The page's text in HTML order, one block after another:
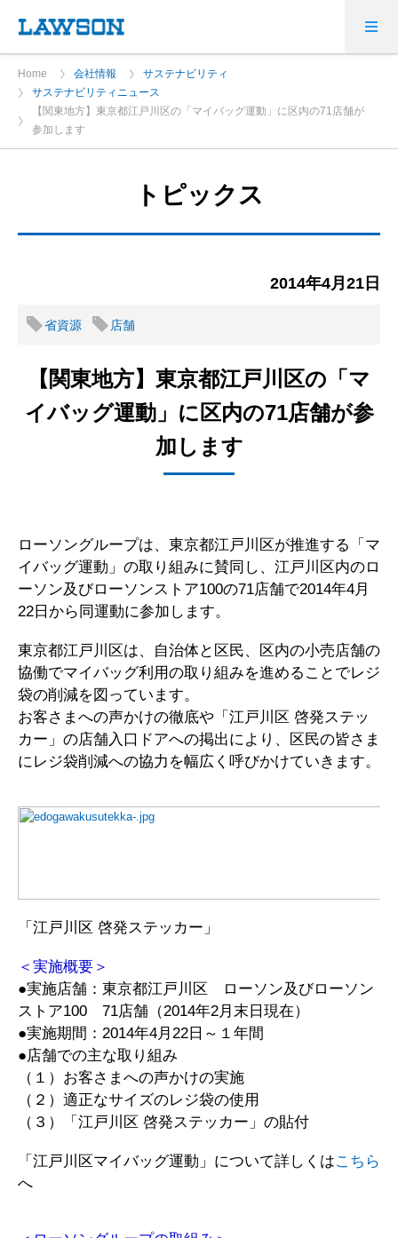
Home 会社情報
サステナビリティ
サステナビリティニュース
【関東地方】東京都江戸川区の「マイバッグ運動」に区内の71店舗が
参加します
トピックス
2014年4月21日
省資源 店舗
【関東地方】東京都江戸川区の「マ
イバッグ運動」に区内の71店舗が参
加します
ローソングループは、東京都江戸川区が推進する「マ
イバッグ運動」の取り組みに賛同し、江戸川区内のロ
ーソン及びローソンストア100の71店舗で2014年4月
22日から同運動に参加します。
東京都江戸川区は、自治体と区民、区内の小売店舗の
協働でマイバッグ利用の取り組みを進めることでレジ
袋の削減を図っています。
お客さまへの声かけの徹底や「江戸川区 啓発ステッ
カー」の店舗入口ドアへの掲出により、区民の皆さま
にレジ袋削減への協力を幅広く呼びかけていきます。
「江戸川区 啓発ステッカー」
＜実施概要＞
●実施店舗：東京都江戸川区 ローソン及びローソン
ストア100 71店舗（2014年2月末日現在）
●実施期間：2014年4月22日～１年間
●店舗での主な取り組み
（１）お客さまへの声かけの実施
（２）適正なサイズのレジ袋の使用
（３）「江戸川区 啓発ステッカー」の貼付
「江戸川区マイバッグ運動」について詳しくはこちら
へ